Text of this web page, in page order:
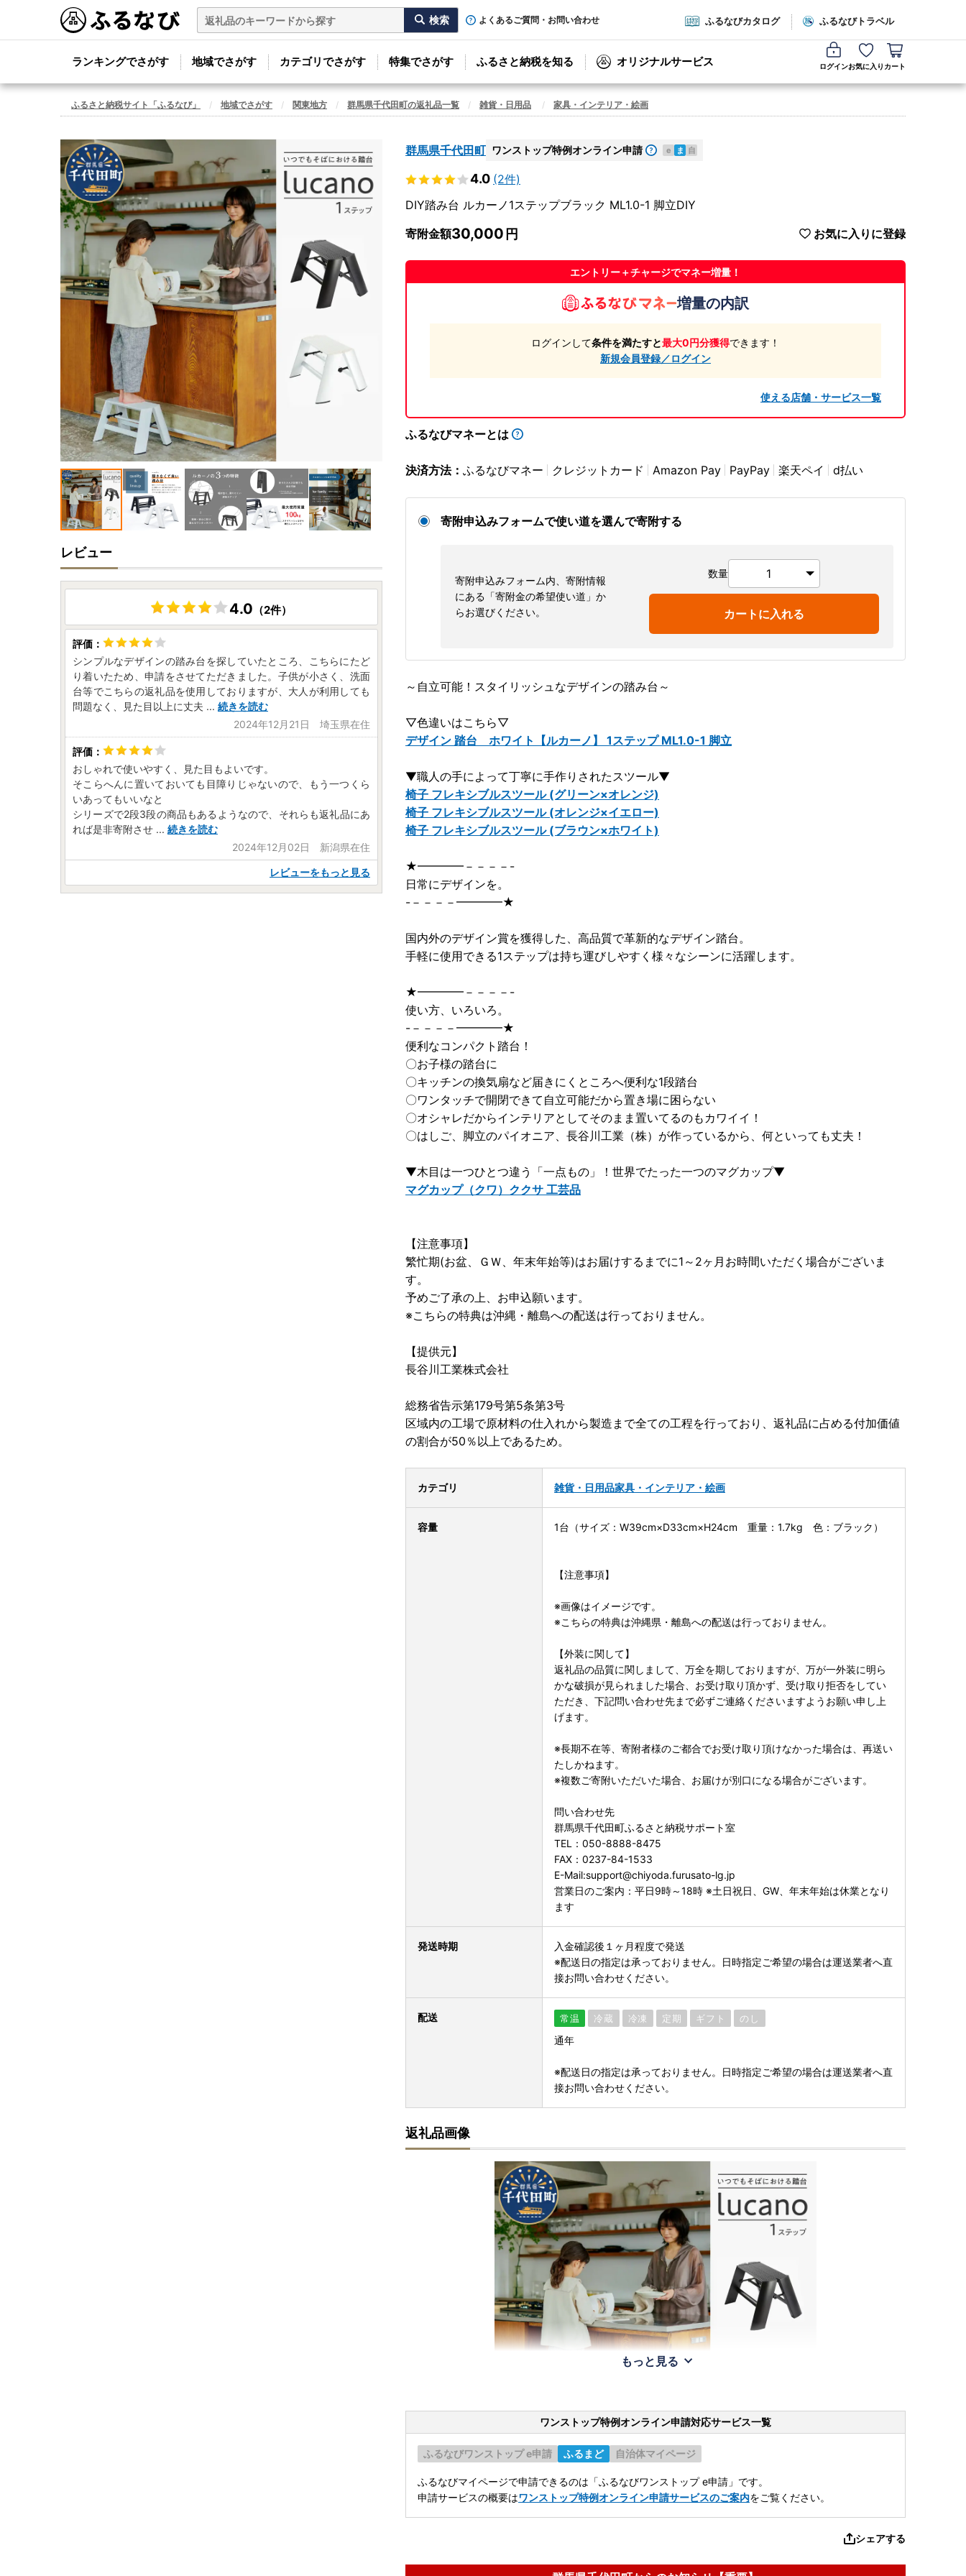
よくあるご質問・お問い合わせ ふるなびカタログ ふるなびトラベル
ランキングでさがす 地域でさがす カテゴリでさがす 特集でさがす ふるさと納税を知る オリジナルサービス ログインお気に入り カート
ふるさと納税サイト「ふるなび」 地域でさがす 関東地方 群馬県千代田町の返礼品一覧 雑貨・日用品 家具・インテリア・絵画
群馬県千代田町 ワンストップ特例オンライン申請 e ま 自
4.0 (2件)
DIY踏み台 ルカーノ1ステップブラック ML1.0-1 脚立DIY
寄附金額30,000 お気に入りに登録
エントリー＋チャージでマネー増量！
増量の内訳
ログインして条件を満たすと最大0円分獲得できます！
新規会員登録／ログイン
使える店舗・サービス一覧
ふるなびマネーとは
決済方法： ふるなびマネー クレジットカード Amazon Pay PayPay 楽天ペイ d払い
寄附申込みフォームで使い道を選んで寄附する
寄附申込みフォーム内、寄附情報
にある「寄附金の希望使い道」か
らお選びください。
数量
カートに入れる
～自立可能！スタイリッシュなデザインの踏み台～
▽色違いはこちら▽
デザイン 踏台 ホワイト【ルカーノ】 1ステップ ML1.0-1 脚立
▼職人の手によって丁寧に手作りされたスツール▼
椅子 フレキシブルスツール (グリーン×オレンジ)
椅子 フレキシブルスツール (オレンジ×イエロー)
椅子 フレキシブルスツール (ブラウン×ホワイト)
★━━━━－－－－-
日常にデザインを。
-－－－－━━━━★
国内外のデザイン賞を獲得した、高品質で革新的なデザイン踏台。
手軽に使用できる1ステップは持ち運びしやすく様々なシーンに活躍します。
★━━━━－－－－-
使い方、いろいろ。
-－－－－━━━━★
便利なコンパクト踏台！
〇お子様の踏台に
〇キッチンの換気扇など届きにくところへ便利な1段踏台
〇ワンタッチで開閉できて自立可能だから置き場に困らない
〇オシャレだからインテリアとしてそのまま置いてるのもカワイイ！
〇はしご、脚立のパイオニア、長谷川工業（株）が作っているから、何といっても丈夫！
▼木目は一つひとつ違う「一点もの」！世界でたった一つのマグカップ▼
マグカップ（クワ）ククサ 工芸品
【注意事項】
繁忙期(お盆、ＧＷ、年末年始等)はお届けするまでに1～2ヶ月お時間いただく場合がございま
す。
予めご了承の上、お申込願います。
※こちらの特典は沖縄・離島への配送は行っておりません。
【提供元】
長谷川工業株式会社
総務省告示第179号第5条第3号
区域内の工場で原材料の仕入れから製造まで全ての工程を行っており、返礼品に占める付加価値
の割合が50％以上であるため。
カテゴリ 雑貨・日用品家具・インテリア・絵画
容量 1台（サイズ：W39cm×D33cm×H24cm 重量：1.7kg 色：ブラック）
【注意事項】
※画像はイメージです。
※こちらの特典は沖縄県・離島への配送は行っておりません。
【外装に関して】
返礼品の品質に関しまして、万全を期しておりますが、万が一外装に明ら
かな破損が見られました場合、お受け取り頂かず、受け取り拒否をしてい
ただき、下記問い合わせ先まで必ずご連絡くださいますようお願い申し上
げます。
※長期不在等、寄附者様のご都合でお受け取り頂けなかった場合は、再送い
たしかねます。
※複数ご寄附いただいた場合、お届けが別口になる場合がございます。
問い合わせ先
群馬県千代田町ふるさと納税サポート室
TEL：050-8888-8475
FAX：0237-84-1533
E-Mail:support@chiyoda.furusato-lg.jp
営業日のご案内：平日9時～18時 ※土日祝日、GW、年末年始は休業となり
ます
発送時期
入金確認後１ヶ月程度で発送
※配送日の指定は承っておりません。日時指定ご希望の場合は運送業者へ直
接お問い合わせください。
配送 常温 冷蔵 冷凍 定期 ギフト のし
通年
※配送日の指定は承っておりません。日時指定ご希望の場合は運送業者へ直
接お問い合わせください。
返礼品画像
もっと見る
ワンストップ特例オンライン申請対応サービス一覧
ふるなびワンストップ e申請 ふるまど 自治体マイページ
ふるなびマイページで申請できるのは「ふるなびワンストップ e申請」です。
申請サービスの概要はワンストップ特例オンライン申請サービスのご案内をご覧ください。
シェアする
レビュー
4.0 （2件）
シンプルなデザインの踏み台を探していたところ、こちらにたど
り着いたため、申請をさせてただきました。子供が小さく、洗面
台等でこちらの返礼品を使用しておりますが、大人が利用しても
問題なく、見た目以上に丈夫 ... 続きを読む
2024年12月21日 埼玉県在住
おしゃれで使いやすく、見た目もよいです。
そこらへんに置いておいても目障りじゃないので、もう一つくら
いあってもいいなと
シリーズで2段3段の商品もあるようなので、それらも返礼品にあ
れば是非寄附させ ... 続きを読む
2024年12月02日 新潟県在住
レビューをもっと見る